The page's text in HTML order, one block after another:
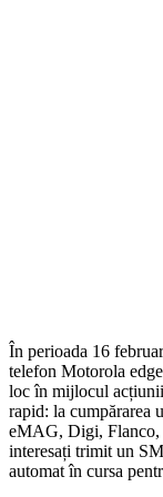
În perioada 16
telefon Motorola
loc în mijlocul
rapid: la cumpărarea
eMAG, Digi, Flanco,
interesați trimit un
automat în cursa